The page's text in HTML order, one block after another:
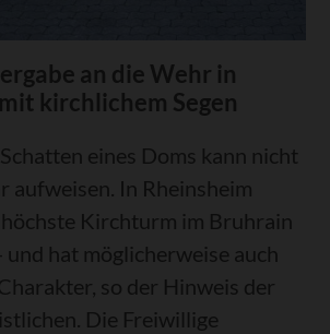
an die Wehr in
kirchlichem Segen
eines Doms kann nicht
aufweisen. In Rheinsheim
Kirchturm im Bruhrain
und hat möglicherweise auch
so der Hinweis der
Die Freiwillige